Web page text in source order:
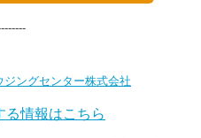
ングセンター株式会社
る情報はこちら